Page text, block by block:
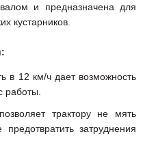
и предназначена для
кустарников.
в 12 км/ч дает возможность
работы.
трактору не мять
затруднения